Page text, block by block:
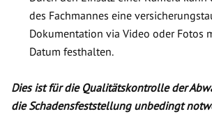
des Fachmannes eine
Dokumentation via Video oder Fotos
Datum festhalten.
Dies ist für die Qualitätskontrolle der
die Schadensfeststellung unbedingt